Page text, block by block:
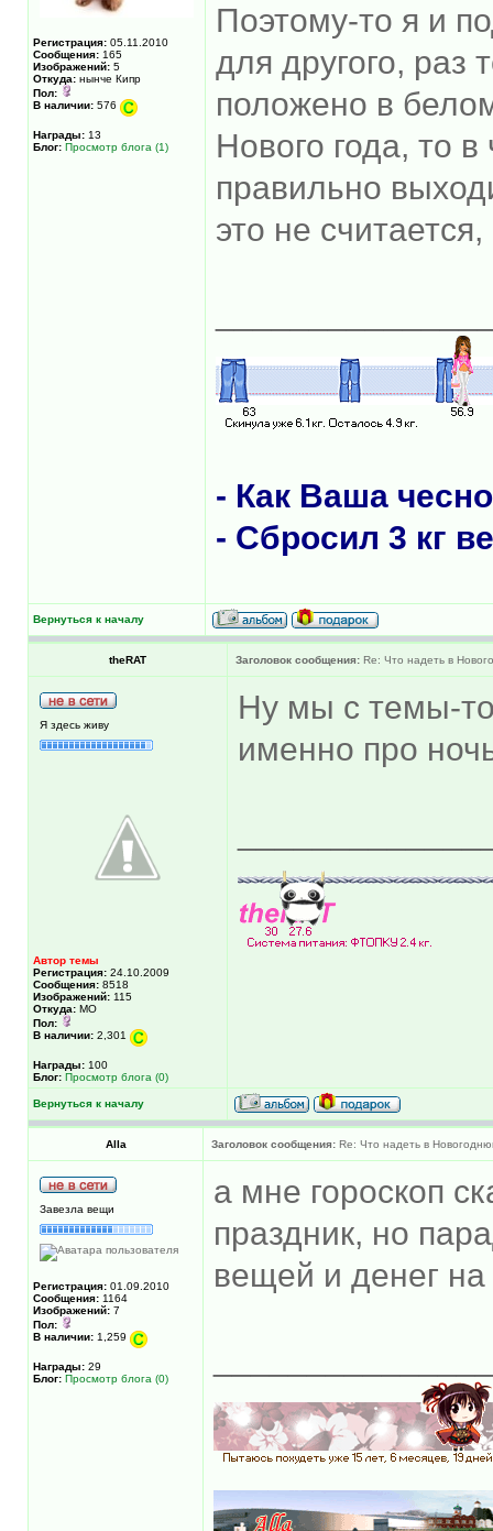
Регистрация: 05.11.2010
Сообщения: 165
Изображений: 5
Откуда: нынче Кипр
Пол:
В наличии: 576
Награды: 13
Блог: Просмотр блога (1)
Поэтому-то я и
для другого, раз
положено в
Нового года, то
правильно
это не
- Как Вашa
- Сбросил 3 кг
Вернуться к началу
theRAT Заголовок сообщения: Re: Что надеть в
Я здесь живу
Автор темы
Регистрация: 24.10.2009
Сообщения: 8518
Изображений: 115
Откуда: МО
Пол:
В наличии: 2,301
Награды: 100
Блог: Просмотр блога (0)
Ну мы с темы-
именно про
Вернуться к началу
Alla Заголовок сообщения: Re: Что надеть в
Завезла вещи
Регистрация: 01.09.2010
Сообщения: 1164
Изображений: 7
Пол:
В наличии: 1,259
Награды: 29
Блог: Просмотр блога (0)
а мне гороскоп
праздник, но
вещей и денег